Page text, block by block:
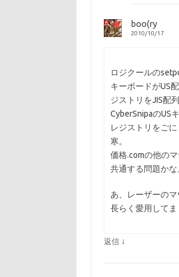
boo(ry
2010/10/17
ロジクールの
キーボードがUS
ジストリをJIS配
CyberSnipaのUS
レジストリをご
寒。
価格.comの他の
共通する問題かな
あ、レーザーの
長らく愛用してま
返信 ↓